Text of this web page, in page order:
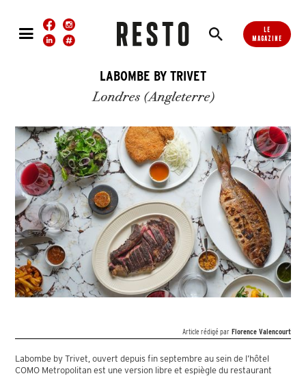
LE
MAGAZINE
LABOMBE BY TRIVET
Londres (Angleterre)
Article rédigé par Florence Valencourt
Labombe by Trivet, ouvert depuis fin septembre au sein de l’hôtel
COMO Metropolitan est une version libre et espiègle du restaurant